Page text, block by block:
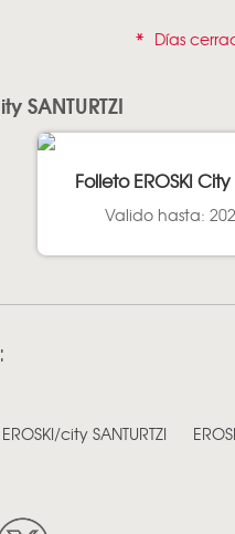
* Días
SANTURTZI
Folleto EROSKI
Valido hasta:
EROSKI/city SANTURTZI